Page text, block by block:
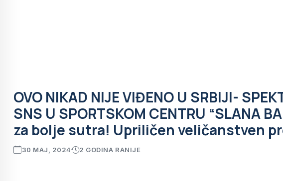
OVO NIKAD NIJE VIĐENO U SRBIJI-
SNS U SPORTSKOM CENTRU “SLANA
za bolje sutra! Upriličen veličanstven
30 MAJ, 2024 2 GODINA RANIJE